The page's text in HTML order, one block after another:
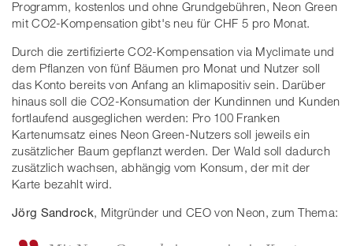
Programm, kostenlos und ohne Grundgebühren, Neon Green
mit CO2-Kompensation gibt's neu für CHF 5 pro Monat.
Durch die zertifizierte CO2-Kompensation via Myclimate und
dem Pflanzen von fünf Bäumen pro Monat und Nutzer soll
das Konto bereits von Anfang an klimapositiv sein. Darüber
hinaus soll die CO2-Konsumation der Kundinnen und Kunden
fortlaufend ausgeglichen werden: Pro 100 Franken
Kartenumsatz eines Neon Green-Nutzers soll jeweils ein
zusätzlicher Baum gepflanzt werden. Der Wald soll dadurch
zusätzlich wachsen, abhängig vom Konsum, der mit der
Karte bezahlt wird.
Jörg Sandrock, Mitgründer und CEO von Neon, zum Thema: